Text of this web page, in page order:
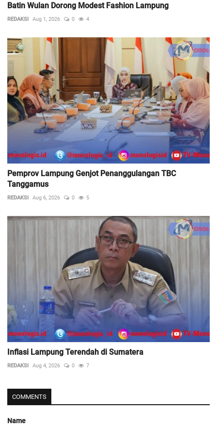
Batin Wulan Dorong Modest Fashion Lampung
REDAKSI Aug 1, 2026 0 4
Pemprov Lampung Genjot Penanggulangan TBC
Tanggamus
REDAKSI Aug 6, 2026 0 5
Inflasi Lampung Terendah di Sumatera
REDAKSI Aug 4, 2026 0 7
COMMENTS
Name